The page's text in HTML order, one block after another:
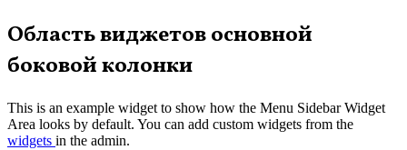
Перейти
к
содержимому
Область виджетов основной
боковой колонки
This is an example widget to show how the Menu Sidebar Widget
Area looks by default. You can add custom widgets from the
widgets in the admin.